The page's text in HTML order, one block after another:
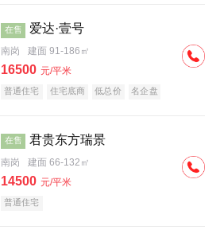
在售 爱达·壹号
南岗 建面 91-186㎡
16500 元/平米
普通住宅 住宅底商 低总价 名企盘
在售 君贵东方瑞景
南岗 建面 66-132㎡
14500 元/平米
普通住宅